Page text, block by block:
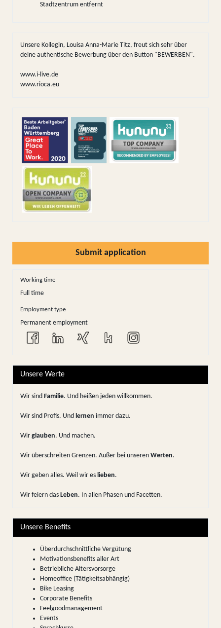
Stadtzentrum entfernt
Unsere Kollegin, Louisa Anna-Marie Titz, freut sich sehr über
deine authentische Bewerbung über den Button "BEWERBEN".
www.i-live.de
www.rioca.eu
Submit application
Working time
Full time
Employment type
Permanent employment
Unsere Werte
Wir sind Familie. Und heißen jeden willkommen.
Wir sind Profis. Und lernen immer dazu.
Wir glauben. Und machen.
Wir überschreiten Grenzen. Außer bei unseren Werten.
Wir geben alles. Weil wir es lieben.
Wir feiern das Leben. In allen Phasen und Facetten.
Unsere Benefits
Überdurchschnittliche Vergütung
Motivationsbenefits aller Art
Betriebliche Altersvorsorge
Homeoffice (Tätigkeitsabhängig)
Bike Leasing
Corporate Benefits
Feelgoodmanagement
Events